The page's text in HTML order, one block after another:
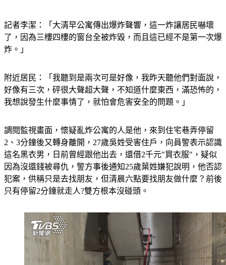
記者李潔：「大清早公寓傳出爆炸聲響，這一炸讓居民嚇壞
了，因為三樓四樓的窗台全被炸毀，而且這已經不是第一次爆
附近居民：「我聽到是兩次可是好像，我昨天聽他們對面說，
好像有三次，砰很大聲超大聲，不知道什麼東西，滿恐怖的，
調閱監視畫面，懷疑亂炸公寓的人是他，來到住宅巷弄停留
2、3分鐘後又轉身離開，27歲吳姓受害住戶，向員警表示認識
這名黑衣男，日前曾經跟他出去，還借2千元"買衣服"，疑似
因為沒還錢被尋仇，警方事後通知25歲葉姓嫌犯說明，他否認
犯案，供稱只是去找朋友，但清晨六點要找朋友做什麼？前後